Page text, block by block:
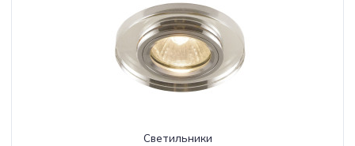
Светильники